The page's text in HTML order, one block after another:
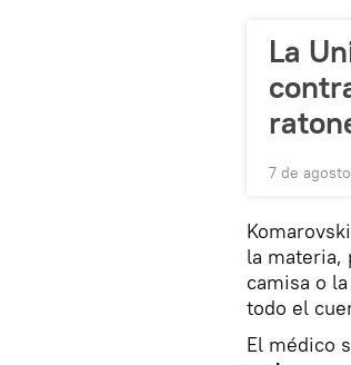
La
7 de
la materia,
camisa o
todo el
El médico